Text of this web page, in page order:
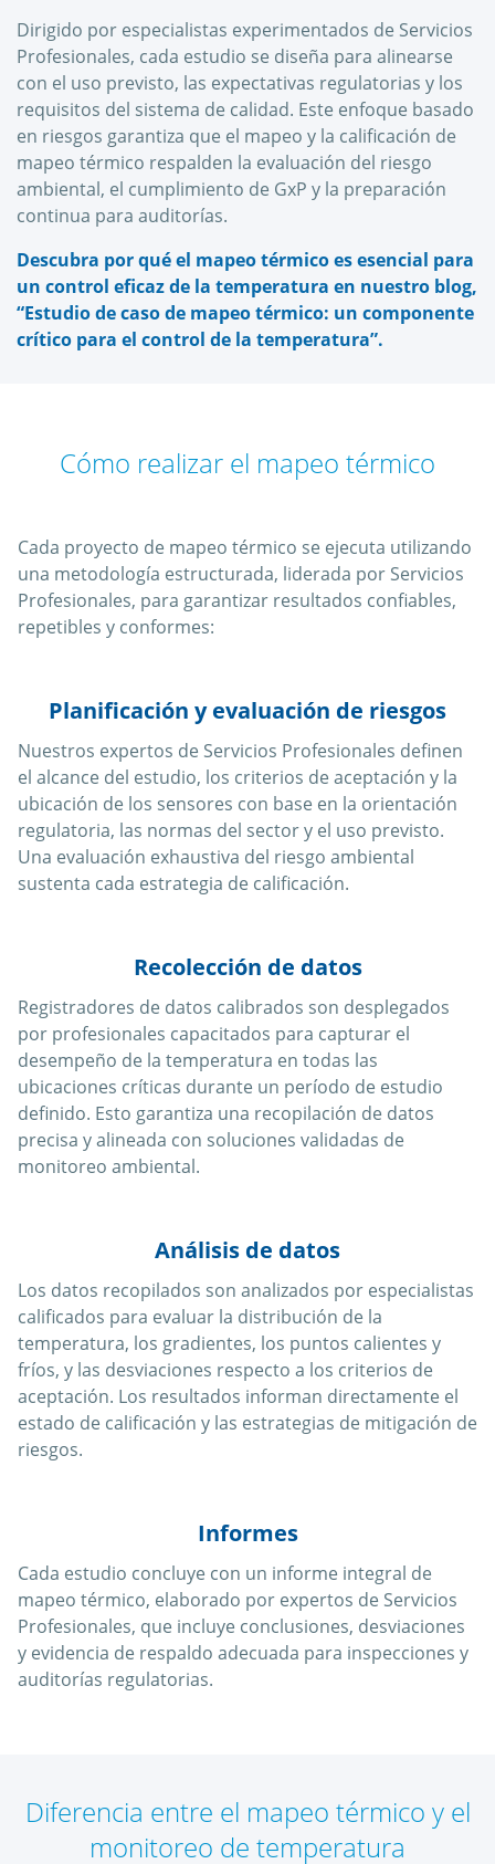
Dirigido por especialistas experimentados de Servicios
Profesionales, cada estudio se diseña para alinearse
con el uso previsto, las expectativas regulatorias y los
requisitos del sistema de calidad. Este enfoque basado
en riesgos garantiza que el mapeo y la calificación de
mapeo térmico respalden la evaluación del riesgo
ambiental, el cumplimiento de GxP y la preparación
continua para auditorías.
Descubra por qué el mapeo térmico es esencial para
un control eficaz de la temperatura en nuestro blog,
“Estudio de caso de mapeo térmico: un componente
crítico para el control de la temperatura”.
Cómo realizar el mapeo térmico
Cada proyecto de mapeo térmico se ejecuta utilizando
una metodología estructurada, liderada por Servicios
Profesionales, para garantizar resultados confiables,
repetibles y conformes:
Planificación y evaluación de riesgos
Nuestros expertos de Servicios Profesionales definen
el alcance del estudio, los criterios de aceptación y la
ubicación de los sensores con base en la orientación
regulatoria, las normas del sector y el uso previsto.
Una evaluación exhaustiva del riesgo ambiental
sustenta cada estrategia de calificación.
Recolección de datos
Registradores de datos calibrados son desplegados
por profesionales capacitados para capturar el
desempeño de la temperatura en todas las
ubicaciones críticas durante un período de estudio
definido. Esto garantiza una recopilación de datos
precisa y alineada con soluciones validadas de
monitoreo ambiental.
Análisis de datos
Los datos recopilados son analizados por especialistas
calificados para evaluar la distribución de la
temperatura, los gradientes, los puntos calientes y
fríos, y las desviaciones respecto a los criterios de
aceptación. Los resultados informan directamente el
estado de calificación y las estrategias de mitigación de
riesgos.
Informes
Cada estudio concluye con un informe integral de
mapeo térmico, elaborado por expertos de Servicios
Profesionales, que incluye conclusiones, desviaciones
y evidencia de respaldo adecuada para inspecciones y
auditorías regulatorias.
Diferencia entre el mapeo térmico y el
monitoreo de temperatura